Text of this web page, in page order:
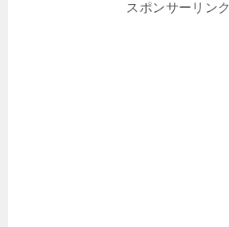
スポンサーリンク